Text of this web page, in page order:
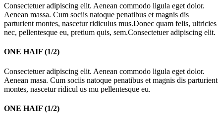
Consectetuer adipiscing elit. Aenean commodo ligula eget dolor.
Aenean massa. Cum sociis natoque penatibus et magnis dis
parturient montes, nascetur ridiculus mus.Donec quam felis, ultricies
nec, pellentesque eu, pretium quis, sem.Consectetuer adipiscing elit.
ONE HAIF (1/2)
Consectetuer adipiscing elit. Aenean commodo ligula eget dolor.
Aenean masa. Cum sociis natoque penatibus et magnis dis parturient
montes, nascetur ridicul us mu pellentesque eu.
ONE HAIF (1/2)